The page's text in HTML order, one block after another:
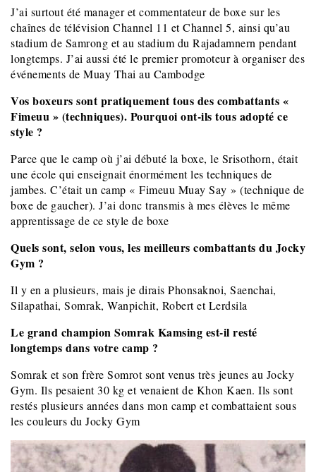
J’ai surtout été manager et commentateur de boxe sur les
chaînes de télévision Channel 11 et Channel 5, ainsi qu’au
stadium de Samrong et au stadium du Rajadamnern pendant
longtemps. J’ai aussi été le premier promoteur à organiser des
événements de Muay Thai au Cambodge
Vos boxeurs sont pratiquement tous des combattants «
Fimeuu » (techniques). Pourquoi ont-ils tous adopté ce
style ?
Parce que le camp où j’ai débuté la boxe, le Srisothorn, était
une école qui enseignait énormément les techniques de
jambes. C’était un camp « Fimeuu Muay Say » (technique de
boxe de gaucher). J’ai donc transmis à mes élèves le même
apprentissage de ce style de boxe
Quels sont, selon vous, les meilleurs combattants du Jocky
Gym ?
Il y en a plusieurs, mais je dirais Phonsaknoi, Saenchai,
Silapathai, Somrak, Wanpichit, Robert et Lerdsila
Le grand champion Somrak Kamsing est-il resté
longtemps dans votre camp ?
Somrak et son frère Somrot sont venus très jeunes au Jocky
Gym. Ils pesaient 30 kg et venaient de Khon Kaen. Ils sont
restés plusieurs années dans mon camp et combattaient sous
les couleurs du Jocky Gym